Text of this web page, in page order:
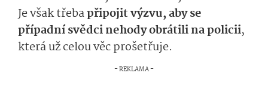
Jevšaktřebapřipojit výzvu,aby se
případní svědcinehodyo­brátili na policii,
kteráužcelou věc prošetřuje.